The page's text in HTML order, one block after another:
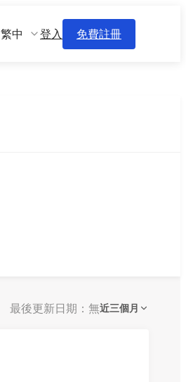
繁中 登入 免費註冊
最後更新日期：無近三個月